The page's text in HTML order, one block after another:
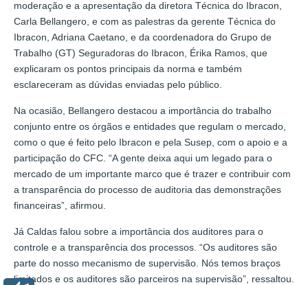
moderação e a apresentação da diretora Técnica do Ibracon,
Carla Bellangero, e com as palestras da gerente Técnica do
Ibracon, Adriana Caetano, e da coordenadora do Grupo de
Trabalho (GT) Seguradoras do Ibracon, Érika Ramos, que
explicaram os pontos principais da norma e também
esclareceram as dúvidas enviadas pelo público.
Na ocasião, Bellangero destacou a importância do trabalho
conjunto entre os órgãos e entidades que regulam o mercado,
como o que é feito pelo Ibracon e pela Susep, com o apoio e a
participação do CFC. “A gente deixa aqui um legado para o
mercado de um importante marco que é trazer e contribuir com
a transparência do processo de auditoria das demonstrações
financeiras”, afirmou.
Já Caldas falou sobre a importância dos auditores para o
controle e a transparência dos processos. “Os auditores são
parte do nosso mecanismo de supervisão. Nós temos braços
limitados e os auditores são parceiros na supervisão”, ressaltou.